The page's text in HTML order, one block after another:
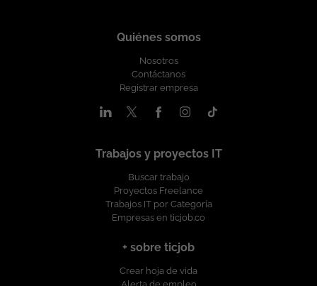
Quiénes somos
Nosotros
Contáctanos
Registrar empresa
Trabajos y proyectos IT
Buscar trabajo
Proyectos Freelance
Trabajos IT por Categoría
Empresas en ticjob.co
+ sobre ticjob
Crear hoja de vida